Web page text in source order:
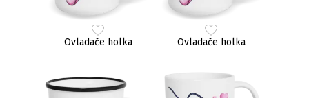
Ovladače holka Ovladače holka